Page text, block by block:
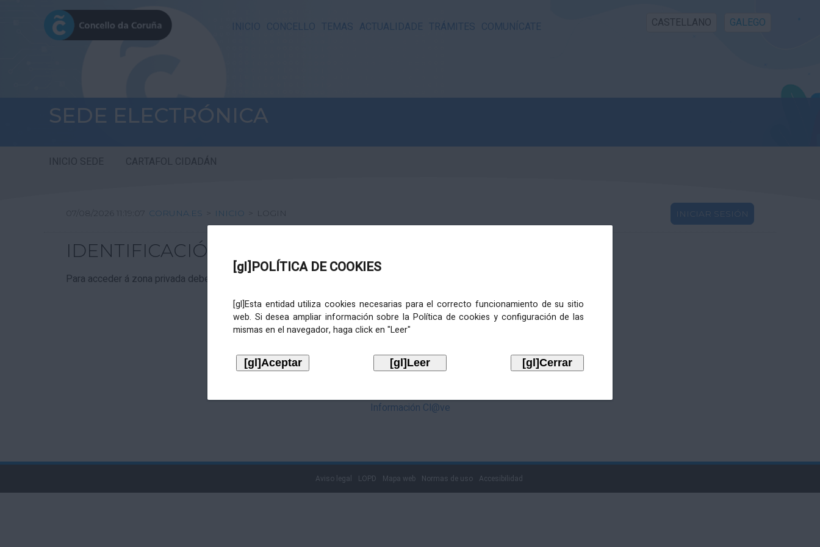
INICIO CONCELLO TEMAS ACTUALIDADE TRÁMITES COMUNÍCATE CASTELLANO GALEGO
SEDE ELECTRÓNICA
INICIO SEDE CARTAFOL CIDADÁN
[gl]POLÍTICA DE COOKIES
[gl]Esta entidad utiliza cookies necesarias para el correcto funcionamiento de su sitio
web. Si desea ampliar información sobre la Política de cookies y configuración de las
mismas en el navegador, haga click en "Leer"
07/08/2026 11:19:07 CORUNA.ES > INICIO > LOGIN INICIAR SESIÓN
IDENTIFICACIÓN
Para acceder á zona privada debe identificarse mediante Cl@ve. Pulse no logotipo
Información Cl@ve
Aviso legal LOPD Mapa web Normas de uso Accesibilidad